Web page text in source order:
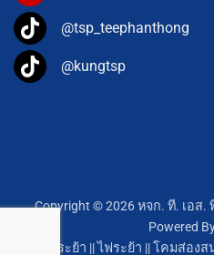
@tsp_teephanthong
@kungtsp
Copyright © 2026 หจก. ที. เอส.
Powered
โคมไฟระย้า ||ไฟระย้า ||โคมส่องส